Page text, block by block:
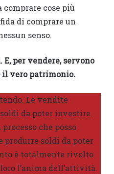
cose più
di comprare un
senso.
per vendere, servono
il vero patrimonio.
Le vendite
da poter investire.
che posso
produrre soldi da poter
è totalmente rivolto
l’anima dell’attività.